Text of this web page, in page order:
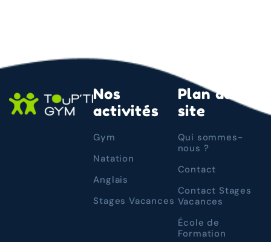
Nos
activités
Gym
Natation
Anglais
Stages Vacances
Plan du
site
Qui sommes-
nous ?
Contact
Contact Stages
Vacances
École de
Formation